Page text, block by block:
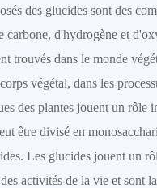
des glucides sont des
carbone, d'hydrogène et
trouvés dans le monde
végétal, dans les
des plantes jouent un rôle
être divisé en
Les glucides jouent un
activités de la vie et sont